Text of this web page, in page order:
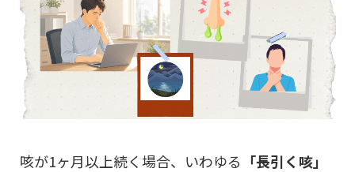
咳が1ヶ月以上続く場合、いわゆる 「長引く咳」